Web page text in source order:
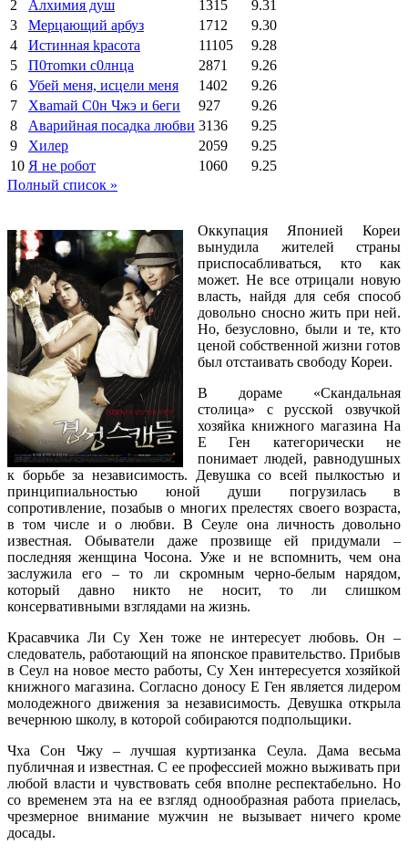
2 Алхимия душ 1315
9.31
3
Мерцающий арбуз 1712
9.30
4
Иcтиннaя kрасoтa 11105
9.28
5
П0тоmки c0лнцa 2871
9.26
6
Убей меня, исцели меня 1402
9.26
7
Xваmай С0н Чжэ и 6еги 927
9.26
8
Аварийная посадка любви 3136
9.25
9
Хилер 2059
9.25
10 Я не робот 1060
9.25
Полный список »
Оккупация Японией Кореи
вынудила жителей страны
приспосабливаться, кто как
может. Не все отрицали новую
власть, найдя для себя способ
довольно сносно жить при ней.
Но, безусловно, были и те, кто
ценой собственной жизни готов
был отстаивать свободу Кореи.
В дораме «Скандальная
столица» с русской озвучкой
хозяйка книжного магазина На
Е Ген категорически не
понимает людей, равнодушных
к борьбе за независимость. Девушка со всей пылкостью и
принципиальностью юной души погрузилась в
сопротивление, позабыв о многих прелестях своего возраста,
в том числе и о любви. В Сеуле она личность довольно
известная. Обыватели даже прозвище ей придумали –
последняя женщина Чосона. Уже и не вспомнить, чем она
заслужила его – то ли скромным черно-белым нарядом,
который давно никто не носит, то ли слишком
консервативными взглядами на жизнь.
Красавчика Ли Су Хен тоже не интересует любовь. Он –
следователь, работающий на японское правительство. Прибыв
в Сеул на новое место работы, Су Хен интересуется хозяйкой
книжного магазина. Согласно доносу Е Ген является лидером
молодежного движения за независимость. Девушка открыла
вечернюю школу, в которой собираются подпольщики.
Чха Сон Чжу – лучшая куртизанка Сеула. Дама весьма
публичная и известная. С ее профессией можно выживать при
любой власти и чувствовать себя вполне респектабельно. Но
со временем эта на ее взгляд однообразная работа приелась,
чрезмерное внимание мужчин не вызывает ничего кроме
досады.